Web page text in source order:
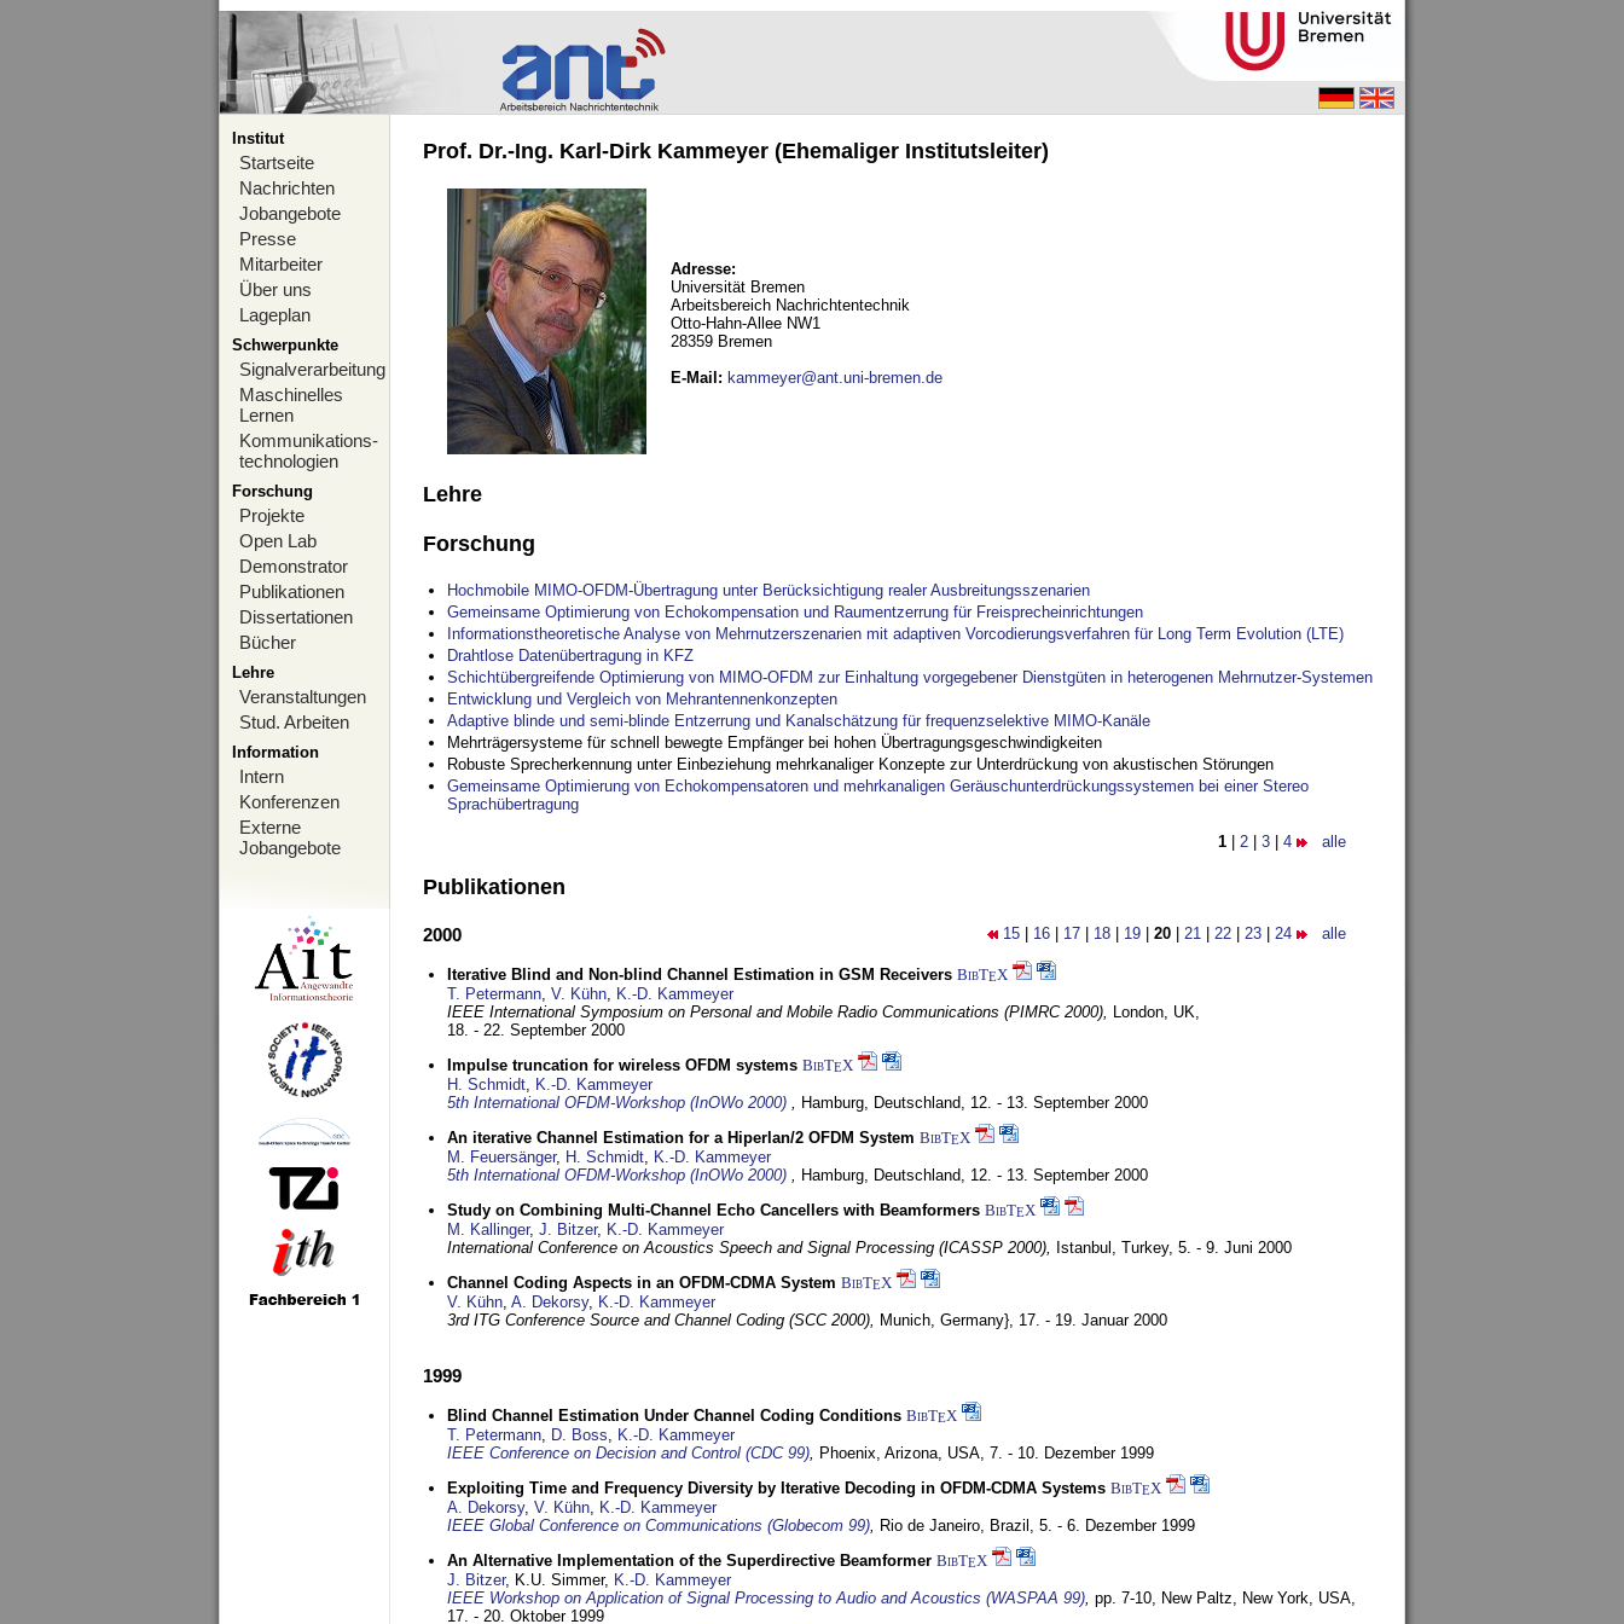
Institut
Startseite
Nachrichten
Jobangebote
Presse
Mitarbeiter
Über uns
Lageplan
Schwerpunkte
Signalverarbeitung
Maschinelles
Lernen
Kommunikations-
technologien
Forschung
Projekte
Open Lab
Demonstrator
Publikationen
Dissertationen
Bücher
Lehre
Veranstaltungen
Stud. Arbeiten
Information
Intern
Konferenzen
Externe
Jobangebote
Prof. Dr.-Ing. Karl-Dirk Kammeyer (Ehemaliger Institutsleiter)
Adresse:
Universität Bremen
Arbeitsbereich Nachrichtentechnik
Otto-Hahn-Allee NW1
28359 Bremen
E-Mail : kammeyer@ant.uni-bremen.de
Lehre
Forschung
Hochmobile MIMO-OFDM-Übertragung unter Berücksichtigung realer Ausbreitungsszenarien
Gemeinsame Optimierung von Echokompensation und Raumentzerrung für Freisprecheinrichtungen
Informationstheoretische Analyse von Mehrnutzerszenarien mit adaptiven Vorcodierungsverfahren für Long Term Evolution (LTE)
Drahtlose Datenübertragung in KFZ
Schichtübergreifende Optimierung von MIMO-OFDM zur Einhaltung vorgegebener Dienstgüten in heterogenen Mehrnutzer-Systemen
Entwicklung und Vergleich von Mehrantennenkonzepten
Adaptive blinde und semi-blinde Entzerrung und Kanalschätzung für frequenzselektive MIMO-Kanäle
Mehrträgersysteme für schnell bewegte Empfänger bei hohen Übertragungsgeschwindigkeiten
Robuste Sprecherkennung unter Einbeziehung mehrkanaliger Konzepte zur Unterdrückung von akustischen Störungen
Gemeinsame Optimierung von Echokompensatoren und mehrkanaligen Geräuschunterdrückungssystemen bei einer Stereo
Sprachübertragung
1 2 3 4 alle
Publikationen
15 16 17 18 19 20 21 22 23 24 alle
2000
Iterative Blind and Non-blind Channel Estimation in GSM Receivers BibTEX
T. Petermann, V. Kühn, K.-D. Kammeyer
IEEE International Symposium on Personal and Mobile Radio Communications (PIMRC 2000), London, UK,
18. - 22. September 2000
Impulse truncation for wireless OFDM systems BibTEX
H. Schmidt, K.-D. Kammeyer
5th International OFDM-Workshop (InOWo 2000) , Hamburg, Deutschland, 12. - 13. September 2000
An iterative Channel Estimation for a Hiperlan/2 OFDM System BibTEX
M. Feuersänger, H. Schmidt, K.-D. Kammeyer
5th International OFDM-Workshop (InOWo 2000) , Hamburg, Deutschland, 12. - 13. September 2000
Study on Combining Multi-Channel Echo Cancellers with Beamformers BibTEX
M. Kallinger, J. Bitzer, K.-D. Kammeyer
International Conference on Acoustics Speech and Signal Processing (ICASSP 2000),
Istanbul, Turkey, 5. - 9. Juni 2000
Channel Coding Aspects in an OFDM-CDMA System BibTEX
V. Kühn, A. Dekorsy, K.-D. Kammeyer
3rd ITG Conference Source and Channel Coding (SCC 2000), Munich, Germany}, 17. - 19. Januar 2000
1999
Blind Channel Estimation Under Channel Coding Conditions BibTEX
T. Petermann, D. Boss, K.-D. Kammeyer
IEEE Conference on Decision and Control (CDC 99), Phoenix, Arizona, USA, 7. - 10. Dezember 1999
Exploiting Time and Frequency Diversity by Iterative Decoding in OFDM-CDMA Systems BibTEX
A. Dekorsy, V. Kühn, K.-D. Kammeyer
IEEE Global Conference on Communications (Globecom 99), Rio de Janeiro, Brazil, 5. - 6. Dezember 1999
An Alternative Implementation of the Superdirective Beamformer BibTEX
J. Bitzer, K.U. Simmer, K.-D. Kammeyer
IEEE Workshop on Application of Signal Processing to Audio and Acoustics (WASPAA 99), pp. 7-10, New Paltz, New York, USA,
17. - 20. Oktober 1999